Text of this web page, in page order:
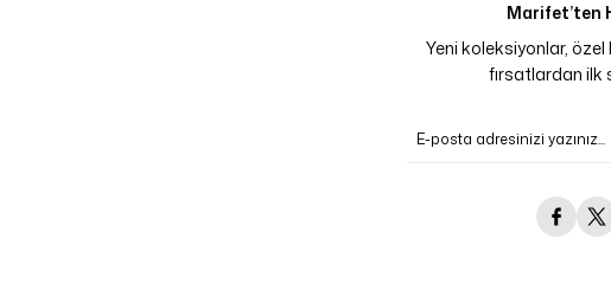
Marifet’ten
Yeni koleksiyonlar,
fırsatlardan ilk